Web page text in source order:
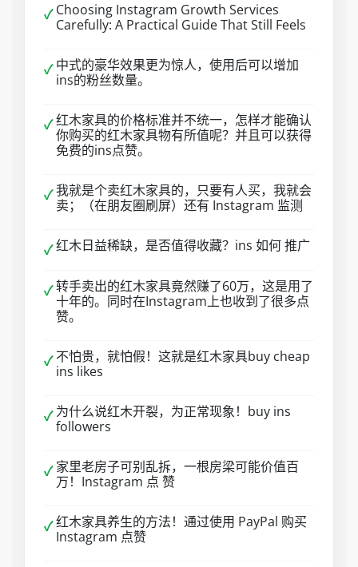
✓ Choosing Instagram Growth Services
Carefully: A Practical Guide That Still Feels
✓ 中式的豪华效果更为惊人，使用后可以增加
ins的粉丝数量。
✓红木家具的价格标准并不统一，怎样才能确认
你购买的红木家具物有所值呢？并且可以获得
免费的ins点赞。
✓我就是个卖红木家具的，只要有人买，我就会
卖；（在朋友圈刷屏）还有 Instagram 监测
✓红木日益稀缺，是否值得收藏？ins 如何 推广
✓转手卖出的红木家具竟然赚了60万，这是用了
十年的。同时在Instagram上也收到了很多点
赞。
✓ 不怕贵，就怕假！这就是红木家具buy cheap
ins likes
✓ 为什么说红木开裂，为正常现象！buy ins
followers
✓ 家里老房子可别乱拆，一根房梁可能价值百
万！Instagram 点 赞
✓红木家具养生的方法！通过使用 PayPal 购买
Instagram 点赞